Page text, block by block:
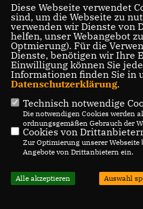
Diese Webseite verwendet
sind, um die Webseite zu
verwenden wir Dienste von
helfen, unser Webangebot
Optmierung). Für die
Dienste, benötigen wir Ihre
Einwilligung können Sie
Informationen finden Sie in
Datenschutzerklärung.
Technisch notwendige
Die notwendigen Cookies werden
ordnungsgemäßen Gebrauch der
Cookies von
Zur Optimierung unserer
Angebote von Drittanbietern ein.
Alle akzeptieren Auswahl